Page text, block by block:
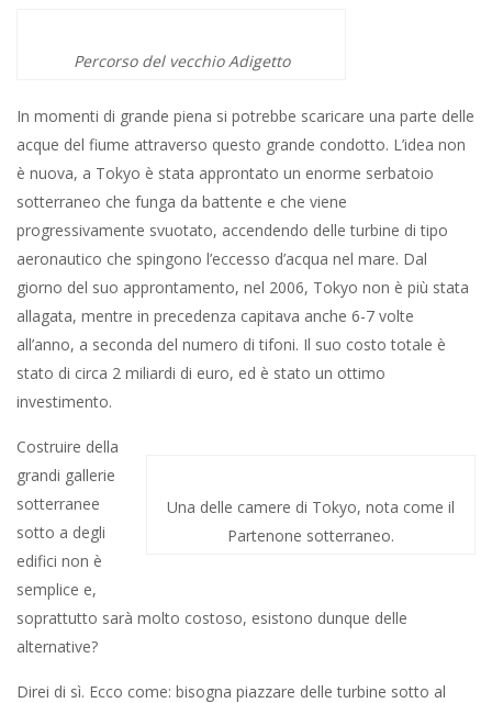
Percorso del vecchio Adigetto
In momenti di grande piena si potrebbe scaricare una parte delle
acque del fiume attraverso questo grande condotto. L’idea non
è nuova, a Tokyo è stata approntato un enorme serbatoio
sotterraneo che funga da battente e che viene
progressivamente svuotato, accendendo delle turbine di tipo
aeronautico che spingono l’eccesso d’acqua nel mare. Dal
giorno del suo approntamento, nel 2006, Tokyo non è più stata
allagata, mentre in precedenza capitava anche 6-7 volte
all’anno, a seconda del numero di tifoni. Il suo costo totale è
stato di circa 2 miliardi di euro, ed è stato un ottimo
investimento.
Una delle camere di Tokyo, nota come il
Partenone sotterraneo.
Costruire della
grandi gallerie
sotterranee
sotto a degli
edifici non è
semplice e,
soprattutto sarà molto costoso, esistono dunque delle
alternative?
Direi di sì. Ecco come: bisogna piazzare delle turbine sotto al